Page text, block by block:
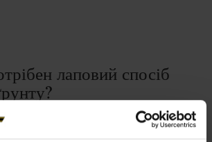
лаповий спосіб
є важливим інструментом для